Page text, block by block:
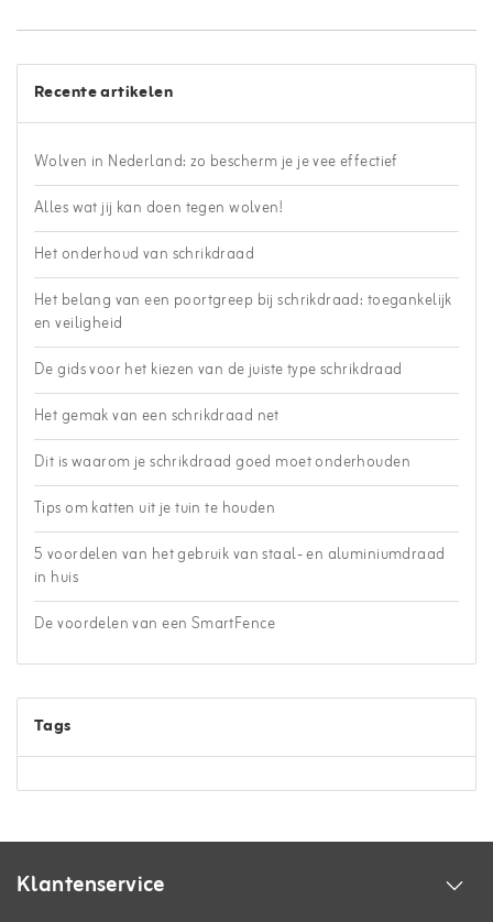
Recente artikelen
Wolven in Nederland: zo bescherm je je vee effectief
Alles wat jij kan doen tegen wolven!
Het onderhoud van schrikdraad
Het belang van een poortgreep bij schrikdraad: toegankelijk
en veiligheid
De gids voor het kiezen van de juiste type schrikdraad
Het gemak van een schrikdraad net
Dit is waarom je schrikdraad goed moet onderhouden
Tips om katten uit je tuin te houden
5 voordelen van het gebruik van staal- en aluminiumdraad
in huis
De voordelen van een SmartFence
Tags
Klantenservice